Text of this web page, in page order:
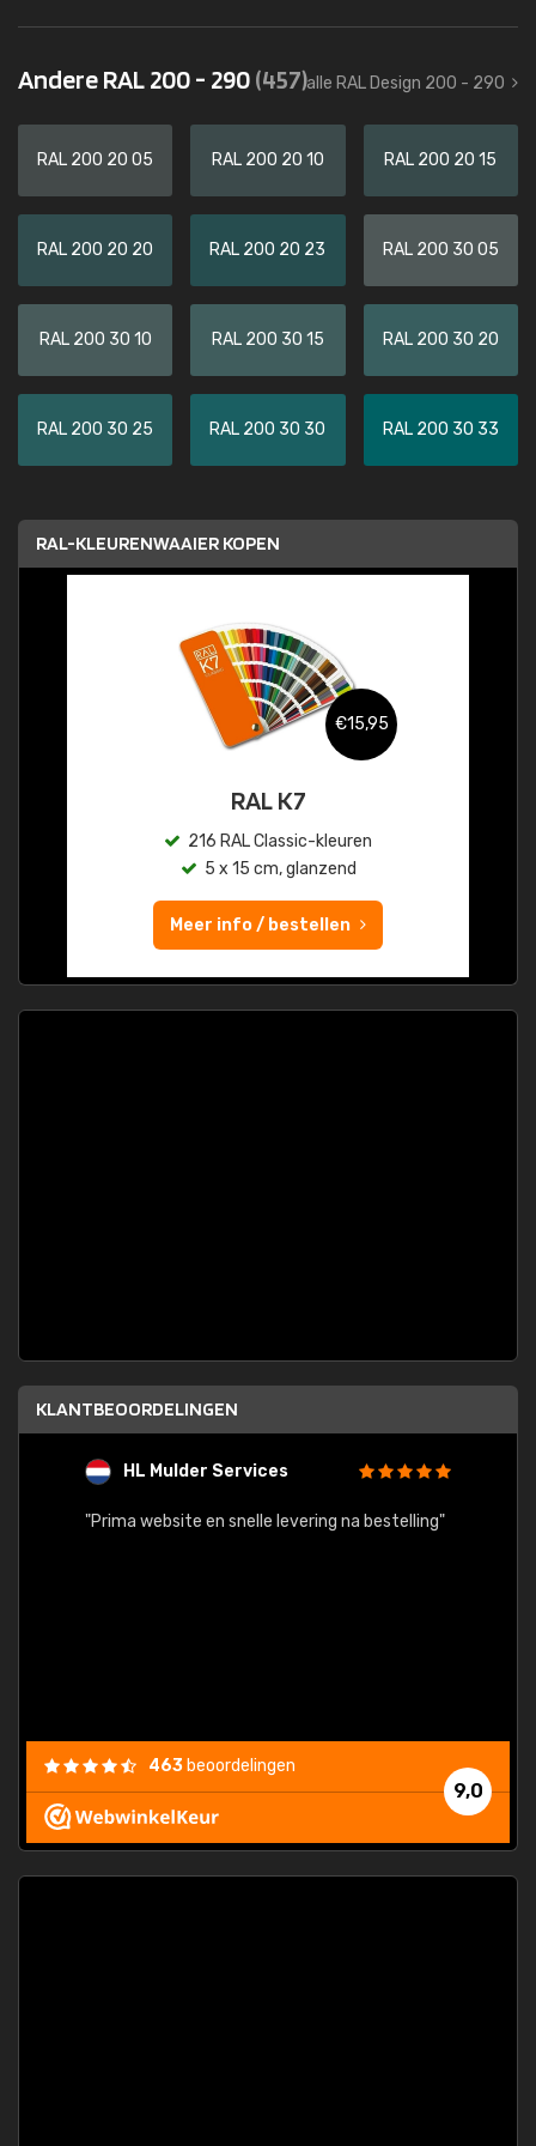
Andere RAL 200 - 290(457)alle RAL Design 200 - 290
RAL 200 20 05 RAL 200 20 10 RAL 200 20 15
RAL 200 20 20 RAL 200 20 23 RAL 200 30 05
RAL 200 30 10 RAL 200 30 15 RAL 200 30 20
RAL 200 30 25 RAL 200 30 30 RAL 200 30 33
RAL-KLEURENWAAIER KOPEN
€15,95
RAL K7
216 RAL Classic-kleuren
5 x 15 cm, glanzend
Meer info / bestellen
KLANTBEOORDELINGEN
HL Mulder Services
"Prima website en snelle levering na bestelling"
9,0
463 beoordelingen